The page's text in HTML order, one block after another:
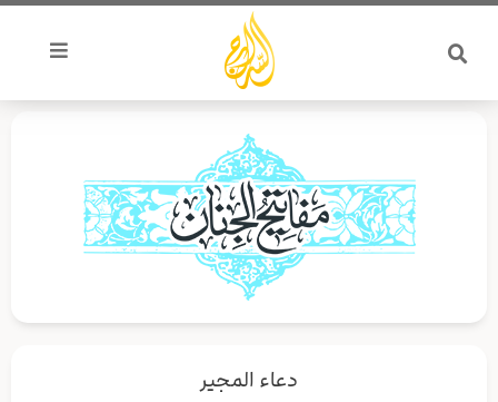
تخطي
المحتوى
دعاء المجير